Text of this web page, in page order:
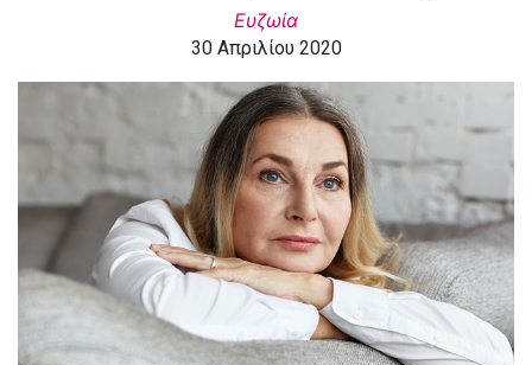
Ευζωία
30 Απριλίου 2020